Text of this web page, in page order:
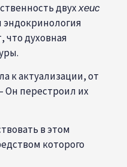
двуххеис
эндокринология
духовная
Он перестроил их
в этом
которого